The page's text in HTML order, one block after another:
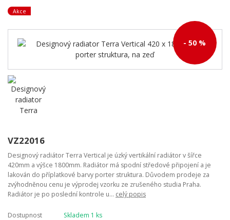
Akce
- 50 %
VZ22016
Designový radiátor Terra Vertical je úzký vertikální radiátor v šířce
420mm a výšce 1800mm. Radiátor má spodní středové připojení a je
lakován do příplatkové barvy porter struktura. Důvodem prodeje za
zvýhodněnou cenu je výprodej vzorku ze zrušeného studia Praha.
Radiátor je po poslední kontrole u... celý popis
Dostupnost
Skladem 1 ks